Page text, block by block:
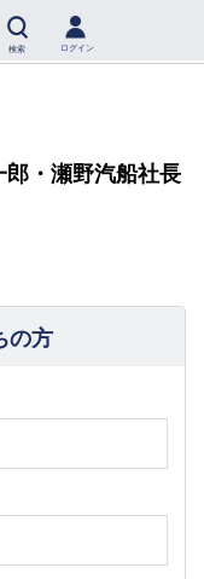
検索 ログイン
郎・瀬野汽船社長
の方